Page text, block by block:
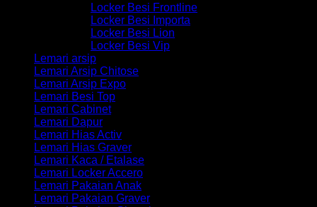
Locker Besi Frontline
Locker Besi Importa
Locker Besi Lion
Locker Besi Vip
Lemari arsip
Lemari Arsip Chitose
Lemari Arsip Expo
Lemari Besi Top
Lemari Cabinet
Lemari Dapur
Lemari Hias Activ
Lemari Hias Graver
Lemari Kaca / Etalase
Lemari Locker Accero
Lemari Pakaian Anak
Lemari Pakaian Graver